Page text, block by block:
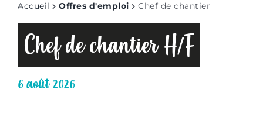
Accueil Offres d'emploi Chef de chantier
Chef de chantier H/F
6 août 2026